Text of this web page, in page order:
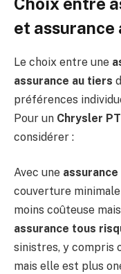
et assurance
Le choix entre une
assurance au tiers
préférences
Pour un Chrysler
considérer :
Avec une
couverture
moins coûteuse
assurance tous
sinistres, y compris
mais elle est plus